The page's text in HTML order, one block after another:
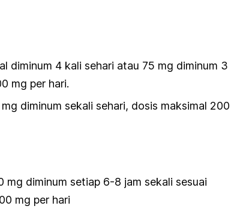
diminum 4 kali sehari atau 75 mg diminum 3
mg per hari.
diminum sekali sehari, dosis maksimal 200
mg diminum setiap 6-8 jam sekali sesuai
mg per hari